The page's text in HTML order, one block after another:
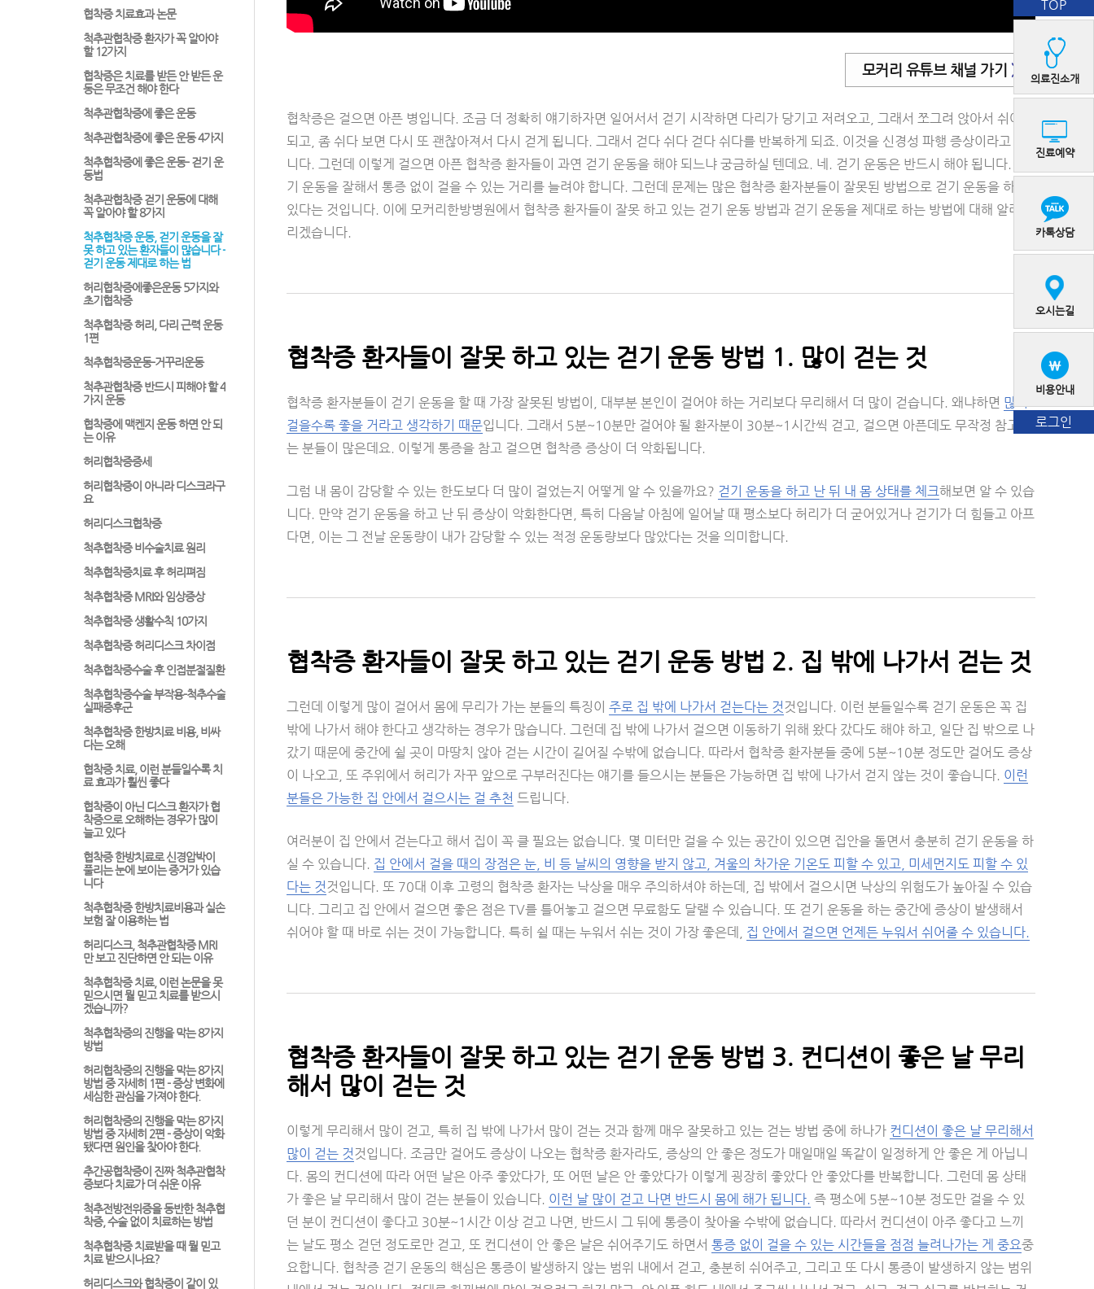
TOP
의료진소개
진료예약
카톡상담
오시는길
비용안내
로그인
협착증 치료효과 논문
척추관협착증 환자가 꼭 알아야
할 12가지
협착증은 치료를 받든 안 받든 운
동은 무조건 해야 한다
척추관협착증에 좋은 운동
척추관협착증에 좋은 운동 4가지
척추협착증에 좋은 운동- 걷기 운
동법
척추관협착증 걷기 운동에 대해
꼭 알아야 할 8가지
척추협착증 운동, 걷기 운동을 잘
못 하고 있는 환자들이 많습니다 -
걷기 운동 제대로 하는 법
허리협착증에좋은운동 5가지와
초기협착증
척추협착증 허리, 다리 근력 운동
1편
척추협착증운동-거꾸리운동
척추관협착증 반드시 피해야 할 4
가지 운동
협착증에 맥켄지 운동 하면 안 되
는 이유
허리협착증증세
허리협착증이 아니라 디스크라구
요
허리디스크협착증
척추협착증 비수술치료 원리
척추협착증치료 후 허리펴짐
척추협착증 MRI와 임상증상
척추협착증 생활수칙 10가지
척추협착증 허리디스크 차이점
척추협착증수술 후 인접분절질환
척추협착증수술 부작용-척추수술
실패증후군
척추협착증 한방치료 비용, 비싸
다는 오해
협착증 치료, 이런 분들일수록 치
료 효과가 훨씬 좋다
협착증이 아닌 디스크 환자가 협
착증으로 오해하는 경우가 많이
늘고 있다
협착증 한방치료로 신경압박이
풀리는 눈에 보이는 증거가 있습
니다
척추협착증 한방치료비용과 실손
보험 잘 이용하는 법
허리디스크, 척추관협착증 MRI
만 보고 진단하면 안 되는 이유
척추협착증 치료, 이런 논문을 못
믿으시면 뭘 믿고 치료를 받으시
겠습니까?
척추협착증의 진행을 막는 8가지
방법
허리협착증의 진행을 막는 8가지
방법 중 자세히 1편 - 증상 변화에
세심한 관심을 가져야 한다.
허리협착증의 진행을 막는 8가지
방법 중 자세히 2편 - 증상이 악화
됐다면 원인을 찾아야 한다.
추간공협착증이 진짜 척추관협착
증보다 치료가 더 쉬운 이유
척추전방전위증을 동반한 척추협
착증, 수술 없이 치료하는 방법
척추협착증 치료받을 때 뭘 믿고
치료 받으시나요?
허리디스크와 협착증이 같이 있
모커리 유튜브 채널 가기 >
협착증은 걸으면 아픈 병입니다. 조금 더 정확히 얘기하자면 일어서서 걷기 시작하면 다리가 당기고 저려오고, 그래서 쪼그려 앉아서 쉬어야
되고, 좀 쉬다 보면 다시 또 괜찮아져서 다시 걷게 됩니다. 그래서 걷다 쉬다 걷다 쉬다를 반복하게 되죠. 이것을 신경성 파행 증상이라고 합
니다. 그런데 이렇게 걸으면 아픈 협착증 환자들이 과연 걷기 운동을 해야 되느냐 궁금하실 텐데요. 네. 걷기 운동은 반드시 해야 됩니다. 걷
기 운동을 잘해서 통증 없이 걸을 수 있는 거리를 늘려야 합니다. 그런데 문제는 많은 협착증 환자분들이 잘못된 방법으로 걷기 운동을 하고
있다는 것입니다. 이에 모커리한방병원에서 협착증 환자들이 잘못 하고 있는 걷기 운동 방법과 걷기 운동을 제대로 하는 방법에 대해 알려드
리겠습니다.
협착증 환자들이 잘못 하고 있는 걷기 운동 방법 1. 많이 걷는 것
협착증 환자분들이 걷기 운동을 할 때 가장 잘못된 방법이, 대부분 본인이 걸어야 하는 거리보다 무리해서 더 많이 걷습니다. 왜냐하면 많이
걸을수록 좋을 거라고 생각하기 때문입니다. 그래서 5분~10분만 걸어야 될 환자분이 30분~1시간씩 걷고, 걸으면 아픈데도 무작정 참고 걷
는 분들이 많은데요. 이렇게 통증을 참고 걸으면 협착증 증상이 더 악화됩니다.
그럼 내 몸이 감당할 수 있는 한도보다 더 많이 걸었는지 어떻게 알 수 있을까요? 걷기 운동을 하고 난 뒤 내 몸 상태를 체크해보면 알 수 있습
니다. 만약 걷기 운동을 하고 난 뒤 증상이 악화한다면, 특히 다음날 아침에 일어날 때 평소보다 허리가 더 굳어있거나 걷기가 더 힘들고 아프
다면, 이는 그 전날 운동량이 내가 감당할 수 있는 적정 운동량보다 많았다는 것을 의미합니다.
협착증 환자들이 잘못 하고 있는 걷기 운동 방법 2. 집 밖에 나가서 걷는 것
그런데 이렇게 많이 걸어서 몸에 무리가 가는 분들의 특징이 주로 집 밖에 나가서 걷는다는 것것입니다. 이런 분들일수록 걷기 운동은 꼭 집
밖에 나가서 해야 한다고 생각하는 경우가 많습니다. 그런데 집 밖에 나가서 걸으면 이동하기 위해 왔다 갔다도 해야 하고, 일단 집 밖으로 나
갔기 때문에 중간에 쉴 곳이 마땅치 않아 걷는 시간이 길어질 수밖에 없습니다. 따라서 협착증 환자분들 중에 5분~10분 정도만 걸어도 증상
이 나오고, 또 주위에서 허리가 자꾸 앞으로 구부러진다는 얘기를 들으시는 분들은 가능하면 집 밖에 나가서 걷지 않는 것이 좋습니다. 이런
분들은 가능한 집 안에서 걸으시는 걸 추천 드립니다.
여러분이 집 안에서 걷는다고 해서 집이 꼭 클 필요는 없습니다. 몇 미터만 걸을 수 있는 공간이 있으면 집안을 돌면서 충분히 걷기 운동을 하
실 수 있습니다. 집 안에서 걸을 때의 장점은 눈, 비 등 날씨의 영향을 받지 않고, 겨울의 차가운 기온도 피할 수 있고, 미세먼지도 피할 수 있
다는 것것입니다. 또 70대 이후 고령의 협착증 환자는 낙상을 매우 주의하셔야 하는데, 집 밖에서 걸으시면 낙상의 위험도가 높아질 수 있습
니다. 그리고 집 안에서 걸으면 좋은 점은 TV를 틀어놓고 걸으면 무료함도 달랠 수 있습니다. 또 걷기 운동을 하는 중간에 증상이 발생해서
쉬어야 할 때 바로 쉬는 것이 가능합니다. 특히 쉴 때는 누워서 쉬는 것이 가장 좋은데, 집 안에서 걸으면 언제든 누워서 쉬어줄 수 있습니다.
협착증 환자들이 잘못 하고 있는 걷기 운동 방법 3. 컨디션이 좋은 날 무리
해서 많이 걷는 것
이렇게 무리해서 많이 걷고, 특히 집 밖에 나가서 많이 걷는 것과 함께 매우 잘못하고 있는 걷는 방법 중에 하나가 컨디션이 좋은 날 무리해서
많이 걷는 것것입니다. 조금만 걸어도 증상이 나오는 협착증 환자라도, 증상의 안 좋은 정도가 매일매일 똑같이 일정하게 안 좋은 게 아닙니
다. 몸의 컨디션에 따라 어떤 날은 아주 좋았다가, 또 어떤 날은 안 좋았다가 이렇게 굉장히 좋았다 안 좋았다를 반복합니다. 그런데 몸 상태
가 좋은 날 무리해서 많이 걷는 분들이 있습니다. 이런 날 많이 걷고 나면 반드시 몸에 해가 됩니다. 즉 평소에 5분~10분 정도만 걸을 수 있
던 분이 컨디션이 좋다고 30분~1시간 이상 걷고 나면, 반드시 그 뒤에 통증이 찾아올 수밖에 없습니다. 따라서 컨디션이 아주 좋다고 느끼
는 날도 평소 걷던 정도로만 걷고, 또 컨디션이 안 좋은 날은 쉬어주기도 하면서 통증 없이 걸을 수 있는 시간들을 점점 늘려나가는 게 중요중
요합니다. 협착증 걷기 운동의 핵심은 통증이 발생하지 않는 범위 내에서 걷고, 충분히 쉬어주고, 그리고 또 다시 통증이 발생하지 않는 범위